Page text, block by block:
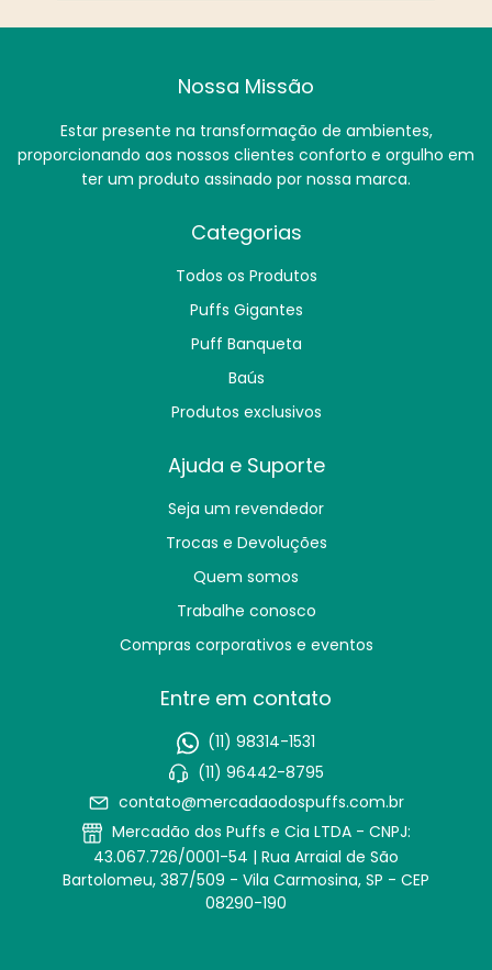
Nossa Missão
Estar presente na transformação de ambientes,
proporcionando aos nossos clientes conforto e orgulho em
ter um produto assinado por nossa marca.
Categorias
Todos os Produtos
Puffs Gigantes
Puff Banqueta
Baús
Produtos exclusivos
Ajuda e Suporte
Seja um revendedor
Trocas e Devoluções
Quem somos
Trabalhe conosco
Compras corporativos e eventos
Entre em contato
(11) 98314-1531
(11) 96442-8795
contato@mercadaodospuffs.com.br
Mercadão dos Puffs e Cia LTDA - CNPJ:
43.067.726/0001-54 | Rua Arraial de São
Bartolomeu, 387/509 - Vila Carmosina, SP - CEP
08290-190